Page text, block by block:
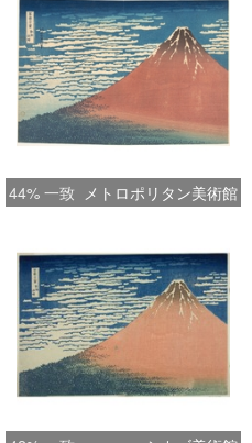
44% 一致 メトロポリタン美術館